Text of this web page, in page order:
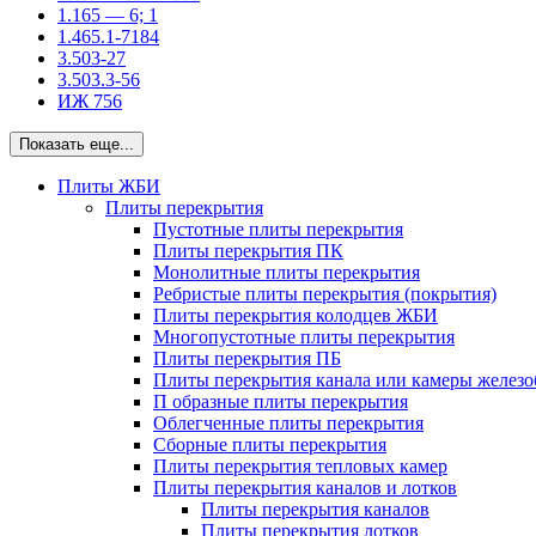
1.165 — 6; 1
1.465.1-7184
3.503-27
3.503.3-56
ИЖ 756
Показать еще...
Плиты ЖБИ
Плиты перекрытия
Пустотные плиты перекрытия
Плиты перекрытия ПК
Монолитные плиты перекрытия
Ребристые плиты перекрытия (покрытия)
Плиты перекрытия колодцев ЖБИ
Многопустотные плиты перекрытия
Плиты перекрытия ПБ
Плиты перекрытия канала или камеры
П образные плиты перекрытия
Облегченные плиты перекрытия
Сборные плиты перекрытия
Плиты перекрытия тепловых камер
Плиты перекрытия каналов и лотков
Плиты перекрытия каналов
Плиты перекрытия лотков